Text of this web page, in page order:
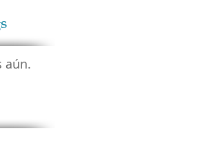
aún.